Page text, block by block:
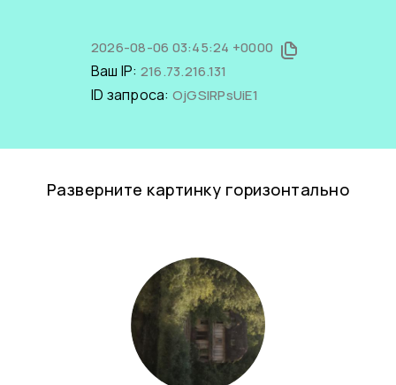
2026-08-06 03:45:24 +0000
Ваш IP: 216.73.216.131
ID запроса: OjGSlRPsUiE1
Разверните картинку горизонтально